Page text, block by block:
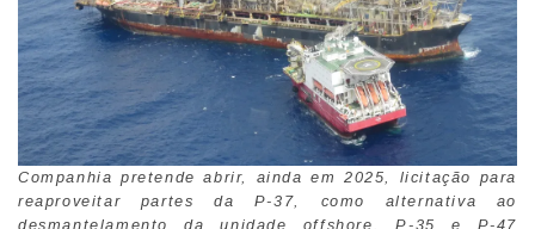
Companhia pretende abrir, ainda em 2025, licitação para
reaproveitar partes da P-37, como alternativa ao
desmantelamento da unidade offshore. P-35 e P-47